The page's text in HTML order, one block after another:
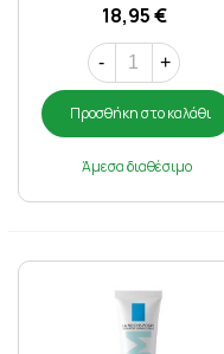
18,95 €
- +
Προσθήκη στο καλάθι
Άμεσα διαθέσιμο